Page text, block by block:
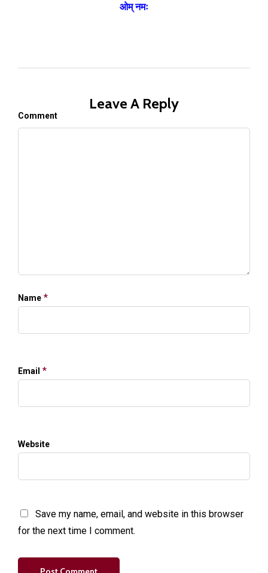
ओम् नमः
Leave A Reply
Comment
Name *
Email *
Website
Save my name, email, and website in this browser
for the next time I comment.